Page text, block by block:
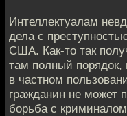
Интеллектуалам
дела с
США. Как-то так
там полный
в частном
гражданин не может
борьба с